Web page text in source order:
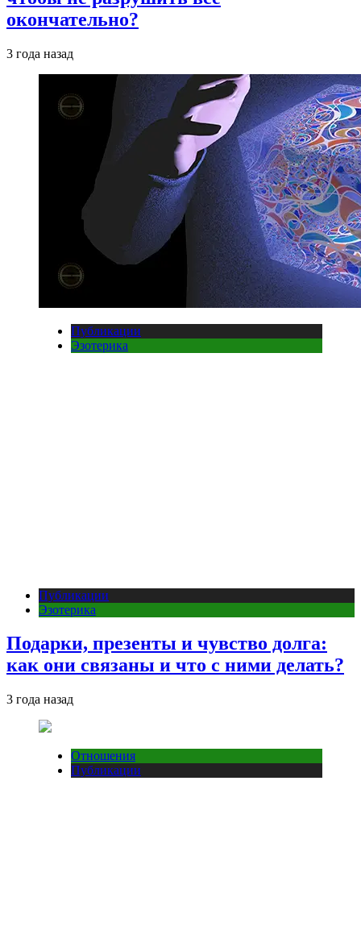
окончательно?
3 года назад
Публикации
Эзотерика
Публикации
Эзотерика
Подарки, презенты и чувство долга:
как они связаны и что с ними делать?
3 года назад
Отношения
Публикации